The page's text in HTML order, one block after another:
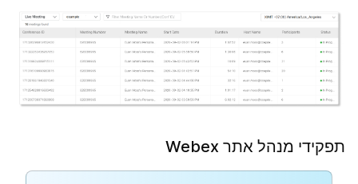
תפקידי מנהל אתר Webex